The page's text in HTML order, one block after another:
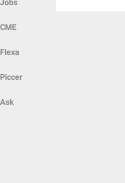
Jobs
CME
Flexa
Piccer
Ask